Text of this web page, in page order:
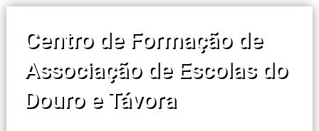
Centro de Formação de
Associação de Escolas do
Douro e Távora